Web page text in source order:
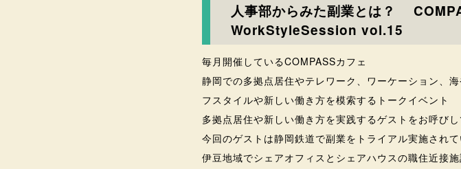
人事部からみた副業とは？
WorkStyleSession vol.15
毎月開催しているCOMPASSカフェ
静岡での多拠点居住やテレワーク、ワーケーション、
フスタイルや新しい働き方を模索するトークイベント
多拠点居住や新しい働き方を実践するゲストをお呼び
今回のゲストは静岡鉄道で副業をトライアル実施されて
伊豆地域でシェアオフィスとシェアハウスの職住近接